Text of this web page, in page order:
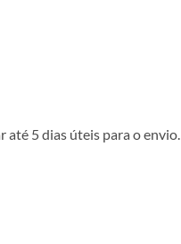
até 5 dias úteis para o envio.